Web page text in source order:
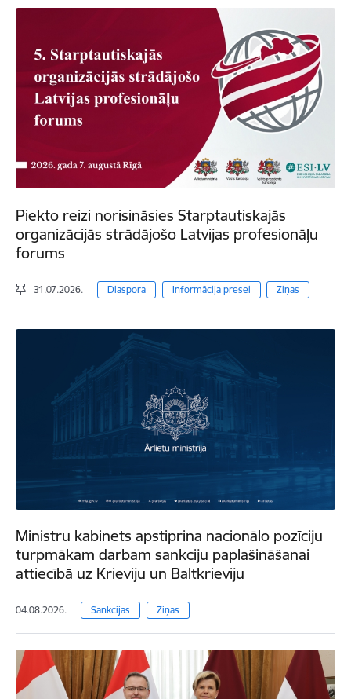
Piekto reizi norisināsies Starptautiskajās
organizācijās strādājošo Latvijas profesionāļu
forums
31.07.2026. Diaspora Informācija presei Ziņas
Ministru kabinets apstiprina nacionālo pozīciju
turpmākam darbam sankciju paplašināšanai
attiecībā uz Krieviju un Baltkrieviju
04.08.2026. Sankcijas Ziņas